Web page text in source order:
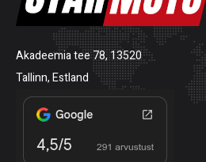
Akadeemia tee 78, 13520
Tallinn, Estland